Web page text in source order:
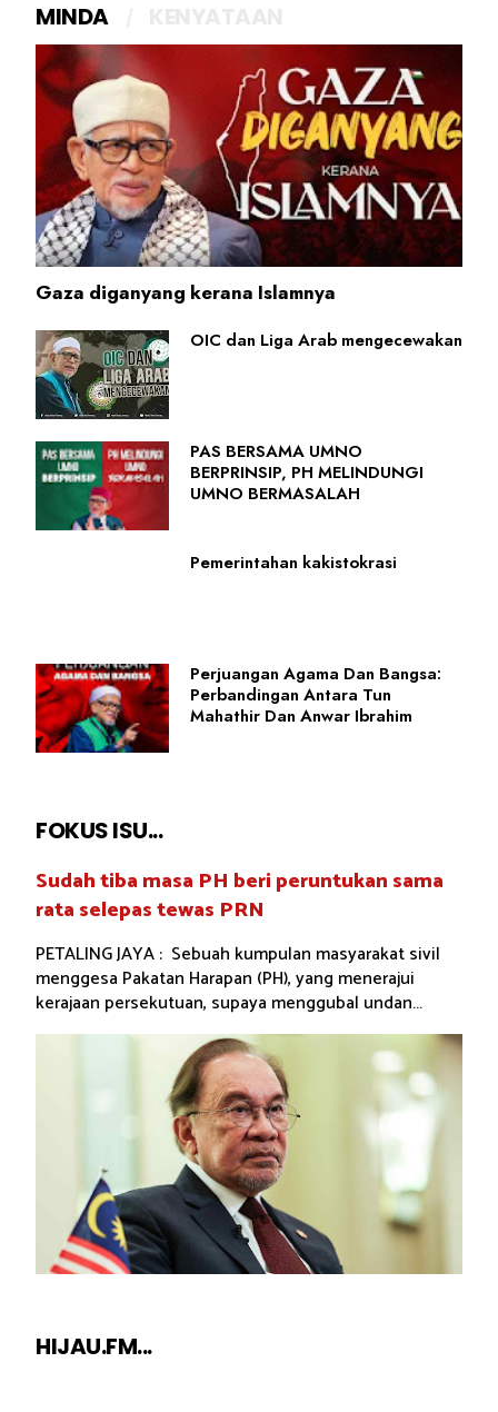
MINDA
Gaza diganyang kerana Islamnya
OIC dan Liga Arab mengecewakan
PAS BERSAMA UMNO
BERPRINSIP, PH MELINDUNGI
UMNO BERMASALAH
Pemerintahan kakistokrasi
Perjuangan Agama Dan Bangsa:
Perbandingan Antara Tun
Mahathir Dan Anwar Ibrahim
FOKUS ISU...
Sudah tiba masa PH beri peruntukan sama
rata selepas tewas PRN
PETALING JAYA : Sebuah kumpulan masyarakat sivil
menggesa Pakatan Harapan (PH), yang menerajui
kerajaan persekutuan, supaya menggubal undan...
HIJAU.FM...